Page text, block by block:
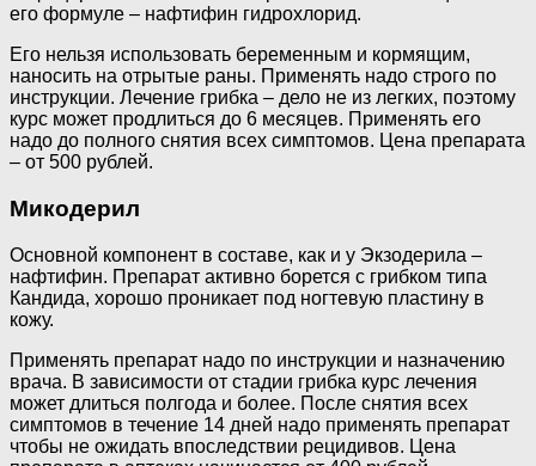
его формуле – нафтифин гидрохлорид.
Его нельзя использовать беременным и кормящим,
наносить на отрытые раны. Применять надо строго по
инструкции. Лечение грибка – дело не из легких, поэтому
курс может продлиться до 6 месяцев. Применять его
надо до полного снятия всех симптомов. Цена препарата
– от 500 рублей.
Микодерил
Основной компонент в составе, как и у Экзодерила –
нафтифин. Препарат активно борется с грибком типа
Кандида, хорошо проникает под ногтевую пластину в
кожу.
Применять препарат надо по инструкции и назначению
врача. В зависимости от стадии грибка курс лечения
может длиться полгода и более. После снятия всех
симптомов в течение 14 дней надо применять препарат
чтобы не ожидать впоследствии рецидивов. Цена